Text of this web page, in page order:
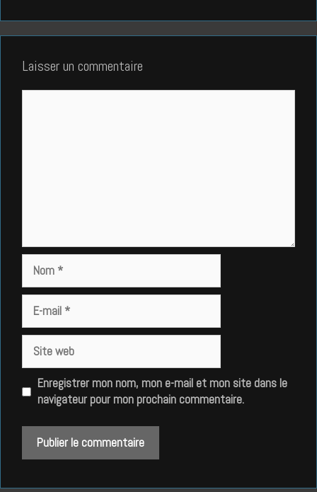
Laisser un commentaire
mail
web
Enregistrer mon nom, mon e-mail et mon site dans le
navigateur pour mon prochain commentaire.